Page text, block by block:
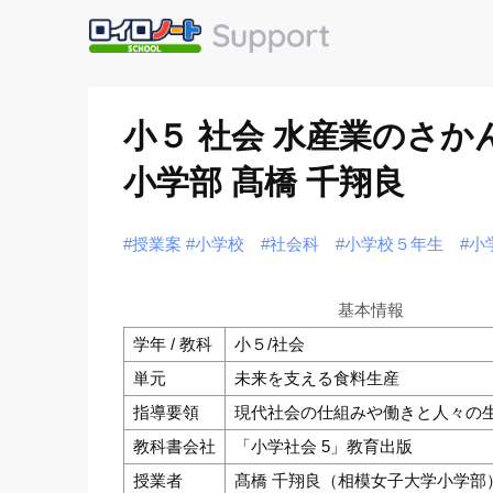
小５ 社会 水産業のさか
小学部 髙橋 千翔良
#授業案 #小学校 #社会科 #小学校５年生 #小
基本情報
学年 / 教科
小５/社会
単元
未来を支える食料生産
指導要領
現代社会の仕組みや働きと人々の
教科書会社
「小学社会 5」教育出版
授業者
髙橋 千翔良（相模女子大学小学部